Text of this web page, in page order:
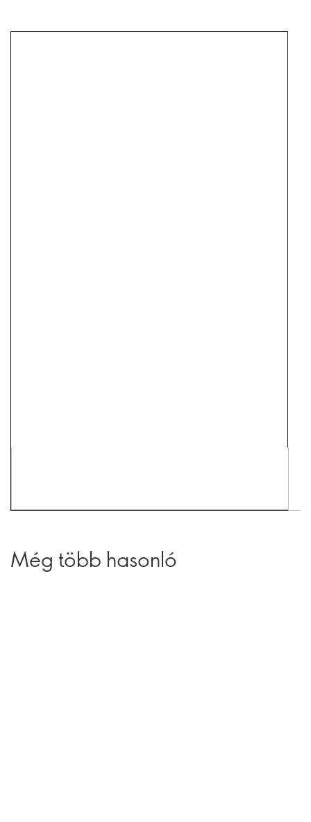
Még több hasonló